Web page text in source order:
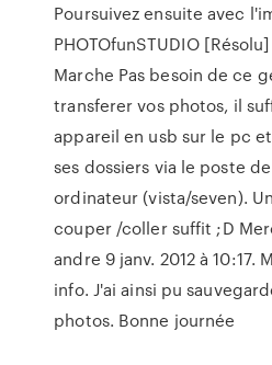
Poursuivez ensuite avec
PHOTOfunSTUDIO
Marche Pas besoin de ce
transferer vos photos, il
appareil en usb sur le pc
ses dossiers via le poste
ordinateur (vista/seven).
couper /coller suffit ;D
andre 9 janv. 2012 à 10:17.
info. J'ai ainsi pu
photos. Bonne journée